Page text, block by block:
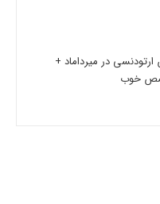
در میرداماد +
خوب